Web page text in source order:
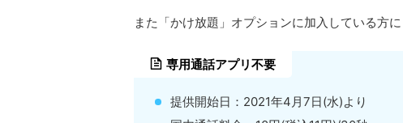
また「かけ放題」オプションに加入している方
専用通話アプリ不要
提供開始日：2021年4月7日(水)より